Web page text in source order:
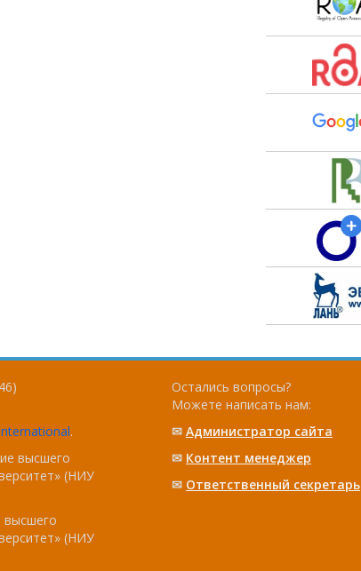
.
высшего
(НИУ
высшего
(НИУ
Остались вопросы?
Можете написать нам:
✉ Администратор сайта
✉ Контент менеджер
✉ Ответственный cекретарь